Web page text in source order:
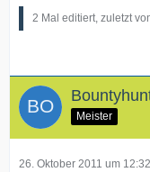
2 Mal editiert, zuletzt
Meister
26. Oktober 2011 um 12:32